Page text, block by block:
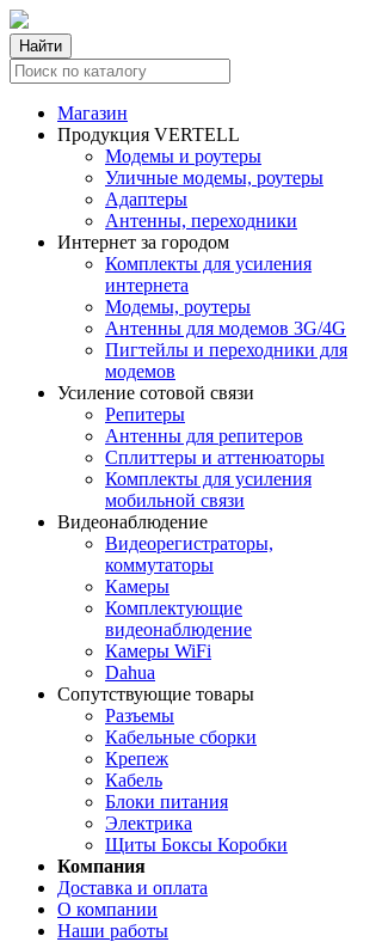
Найти
Магазин
Продукция VERTELL
Модемы и роутеры
Уличные модемы, роутеры
Адаптеры
Антенны, переходники
Интернет за городом
Комплекты для усиления
интернета
Модемы, роутеры
Антенны для модемов 3G/4G
Пигтейлы и переходники для
модемов
Усиление сотовой связи
Репитеры
Антенны для репитеров
Сплиттеры и аттенюаторы
Комплекты для усиления
мобильной связи
Видеонаблюдение
Видеорегистраторы,
коммутаторы
Камеры
Комплектующие
видеонаблюдение
Камеры WiFi
Dahua
Сопутствующие товары
Разъемы
Кабельные сборки
Крепеж
Кабель
Блоки питания
Электрика
Щиты Боксы Коробки
Компания
Доставка и оплата
О компании
Наши работы